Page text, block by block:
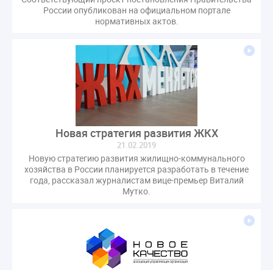
Законопроект Пахомов Кошелев
Законопроект теплоснабжение ответственность
Качество
Кейс
Комиссия РСПП по ЖКХ
Конституционный Суд
Кошелев Пахомов
Лицензии М.Геллер
Награды Новая УК
Поручение Президента
Правительства РФ
Правительство диагностика
Праздники
РКЦ
Разъяснения
Резолюция
Соглашение о сотрудничестве
Стратегия развития ЖКХ 2030
Судебная практика ЖКХ
Требования
России опубликован на официальном портале
нормативных актов.
Новая стратегия развития ЖКХ
21.02.2019
Новую стратегию развития жилищно-коммунального
хозяйства в России планируется разработать в течение
года, рассказал журналистам вице-премьер Виталий
Мутко.